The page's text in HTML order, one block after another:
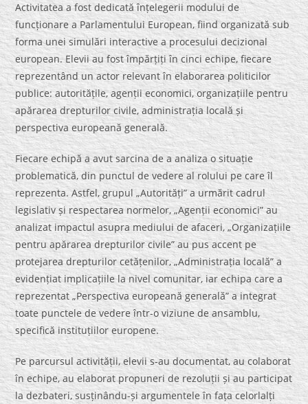
Activitatea a fost dedicată înțelegerii modului de
funcționare a Parlamentului European, fiind organizată sub
forma unei simulări interactive a procesului decizional
european. Elevii au fost împărțiți în cinci echipe, fiecare
reprezentând un actor relevant în elaborarea politicilor
publice: autoritățile, agenții economici, organizațiile pentru
apărarea drepturilor civile, administrația locală și
perspectiva europeană generală.
Fiecare echipă a avut sarcina de a analiza o situație
problematică, din punctul de vedere al rolului pe care îl
reprezenta. Astfel, grupul „Autorități” a urmărit cadrul
legislativ și respectarea normelor, „Agenții economici” au
analizat impactul asupra mediului de afaceri, „Organizațiile
pentru apărarea drepturilor civile” au pus accent pe
protejarea drepturilor cetățenilor, „Administrația locală” a
evidențiat implicațiile la nivel comunitar, iar echipa care a
reprezentat „Perspectiva europeană generală” a integrat
toate punctele de vedere într-o viziune de ansamblu,
specifică instituțiilor europene.
Pe parcursul activității, elevii s-au documentat, au colaborat
în echipe, au elaborat propuneri de rezoluții și au participat
la dezbateri, susținându-și argumentele în fața celorlalți